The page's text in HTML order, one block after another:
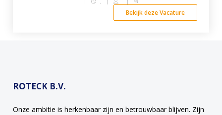
| , | |
Bekijk deze Vacature
ROTECK B.V.
Onze ambitie is herkenbaar zijn en betrouwbaar blijven. Zijn